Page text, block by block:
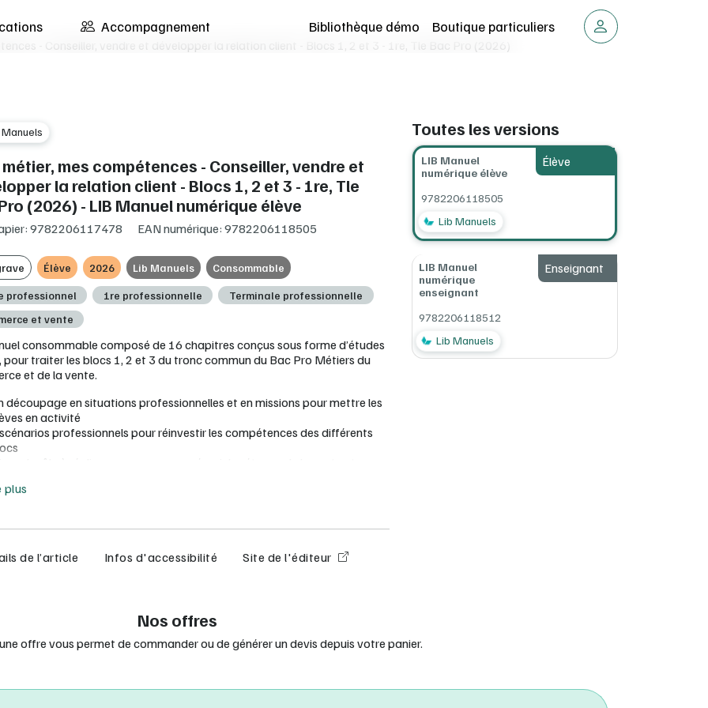
Accompagnement Bibliothèque démo Boutique particuliers
- Conseiller, vendre et développer la relation client - Blocs 1, 2 et 3 - 1re, Tle Bac Pro (2026)
mes compétences - Conseiller, vendre et
la relation client - Blocs 1, 2 et 3 - 1re, Tle
(2026) - LIB Manuel numérique élève
9782206117478 EAN numérique: 9782206118505
Élève 2026 Lib Manuels Consommable
professionnel 1re professionnelle
Terminale professionnelle
et vente
consommable composé de 16 chapitres conçus sous forme d’études
pour traiter les blocs 1, 2 et 3 du tronc commun du Bac Pro Métiers du
et de la vente.
découpage en situations professionnelles et en missions pour mettre les
en activité
professionnels pour réinvestir les compétences des différents
jeux de rôle à réaliser en groupe pour réussir les étapes de la vente et
fiches méthode pour se préparer aux épreuves E31, E32 et E33
le manuel numérique personnalisable idéal pour l'animation de
: création et partage de vos séquences, suivi des exercices,
d’annotation
simple : sommaire interactif, accès direct aux ressources
plus
de l’article Infos d'accessibilité Site de l'éditeur
Toutes les versions
Élève
LIB Manuel
numérique élève
9782206118505
Lib Manuels
Enseignant
LIB Manuel
numérique
enseignant
9782206118512
Lib Manuels
Nos offres
offre vous permet de commander ou de générer un devis depuis votre panier.